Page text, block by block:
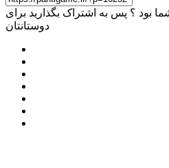
بود ؟ پس به اشتراک بگذارید برای
دوستانتان